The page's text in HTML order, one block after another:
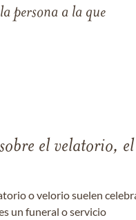
persona a la que
el velatorio, el
o velorio suelen
un funeral o servicio